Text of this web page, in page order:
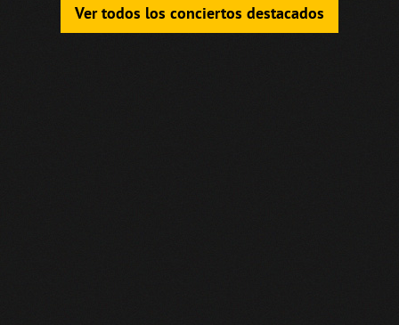
Ver todos los conciertos destacados